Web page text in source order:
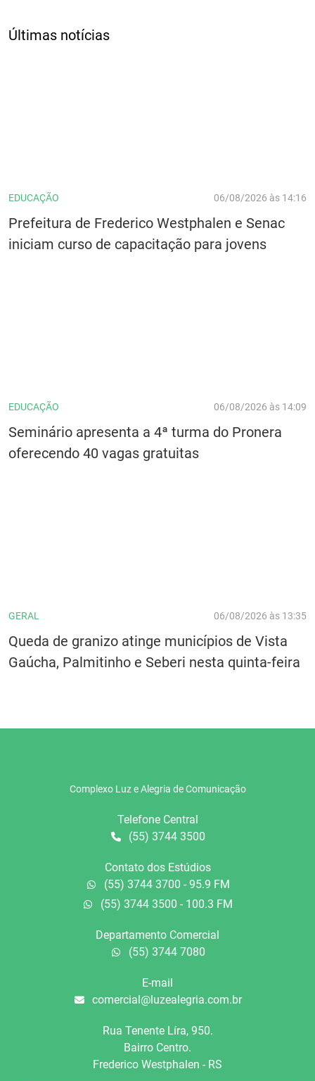
Últimas notícias
EDUCAÇÃO 06/08/2026 às 14:16
Prefeitura de Frederico Westphalen e Senac
iniciam curso de capacitação para jovens
EDUCAÇÃO 06/08/2026 às 14:09
Seminário apresenta a 4ª turma do Pronera
oferecendo 40 vagas gratuitas
GERAL 06/08/2026 às 13:35
Queda de granizo atinge municípios de Vista
Gaúcha, Palmitinho e Seberi nesta quinta-feira
Complexo Luz e Alegria de Comunicação
Telefone Central
(55) 3744 3500
Contato dos Estúdios
(55) 3744 3700 - 95.9 FM
(55) 3744 3500 - 100.3 FM
Departamento Comercial
(55) 3744 7080
E-mail
comercial@luzealegria.com.br
Rua Tenente Líra, 950.
Bairro Centro.
Frederico Westphalen - RS